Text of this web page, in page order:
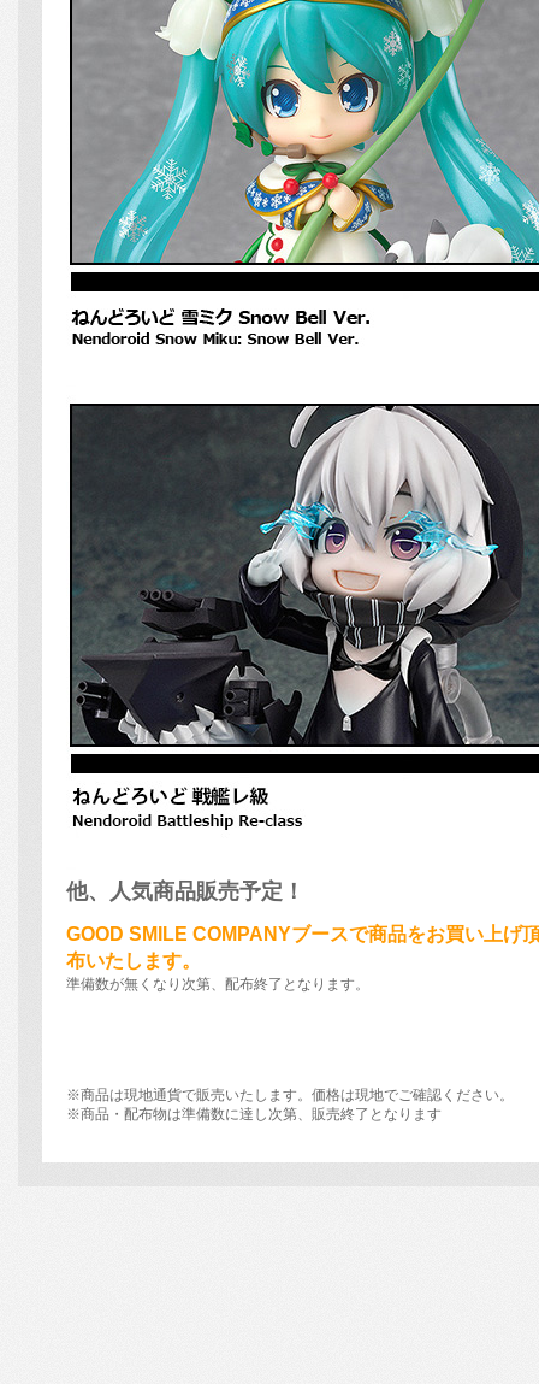
他、人気商品販売予定！
GOOD SMILE COMPANYブースで商品をお買い上げ
布いたします。
準備数が無くなり次第、配布終了となります。
※商品は現地通貨で販売いたします。価格は現地でご確認ください。
※商品・配布物は準備数に達し次第、販売終了となります